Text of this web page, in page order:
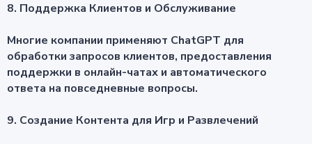
8. Поддержка Клиентов и Обслуживание
Многие компании применяют ChatGPT для
обработки запросов клиентов, предоставления
поддержки в онлайн-чатах и автоматического
ответа на повседневные вопросы.
9. Создание Контента для Игр и Развлечений